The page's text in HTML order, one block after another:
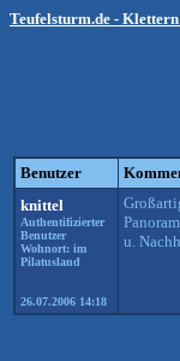
Teufelsturm.de -
Benutzer
knittel
Authentifizierter
Benutzer
Wohnort: im
Pilatusland
26.07.2006 14:18
u.